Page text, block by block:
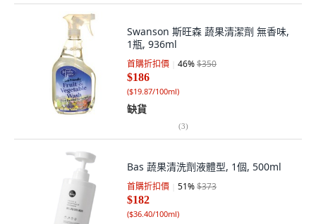
Swanson 斯旺森 蔬果清潔劑 無香味,
1瓶, 936ml
首購折扣價 46%$350
$186
($19.87/100ml)
缺貨
(3)
Bas 蔬果清洗劑液體型, 1個, 500ml
首購折扣價 51%$373
$182
($36.40/100ml)